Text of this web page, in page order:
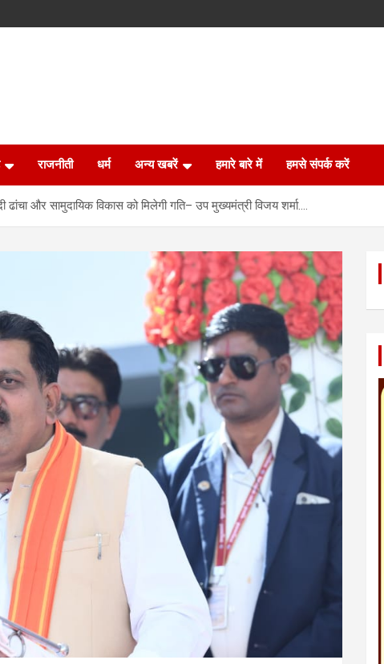
राजनीती धर्म अन्य खबरें हमारे बारे में हमसे संपर्क करें
ढांचा और सामुदायिक विकास को मिलेगी गति– उप मुख्यमंत्री विजय शर्मा….